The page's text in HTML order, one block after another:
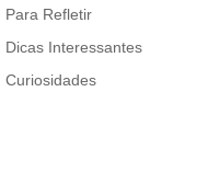
Para Refletir
Dicas Interessantes
Curiosidades